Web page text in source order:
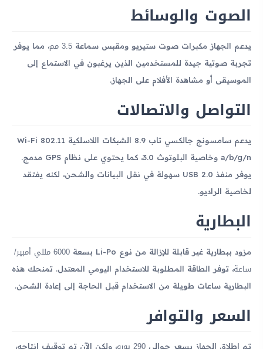
الصوت والوسائط
يدعم الجهاز مكبرات صوت ستيريو ومقبس سماعة 3.5 مم
، مما يوفر
تجربة صوتية جيدة للمستخدمين الذين يرغبون في الاستماع إلى
الموسيقى أو مشاهدة الأفلام على الجهاز.
التواصل والاتصالات
يدعم سامسونج جالكسي تاب 8.9 الشبكات اللاسلكية Wi-Fi 802.11
a/b/g/n وخاصية البلوتوث 3.0، كما يحتوي على نظام GPS مدمج.
يوفر منفذ USB 2.0 سهولة في نقل البيانات والشحن، لكنه يفتقد
لخاصية الراديو.
البطارية
مزود ببطارية غير قابلة للإزالة من نوع Li-Po بسعة
6000 مللي أمبير/
ساعة، توفر الطاقة المطلوبة للاستخدام اليومي المعتدل. تمنحك هذه
البطارية ساعات طويلة من الاستخدام قبل الحاجة إلى إعادة الشحن.
السعر والتوافر
تم إطلاق الجهاز بسعر حوالي ، ولكن الآن تم توقيف إنتاجه،